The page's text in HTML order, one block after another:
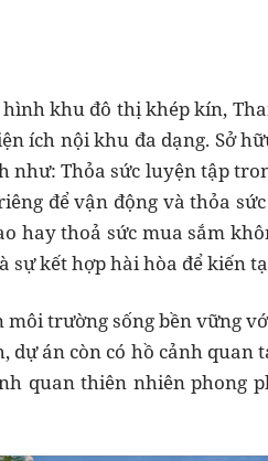
khu đô thị khép kín,
ích nội khu đa dạng. Sở
như: Thỏa sức luyện tập
để vận động và thỏa
hay thoả sức mua sắm
kết hợp hài hòa để kiến
trường sống bền vững
dự án còn có hồ cảnh quan
quan thiên nhiên phong